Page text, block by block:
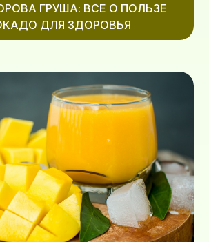
ГРУША: ВСЕ О ПОЛЬЗЕ
ДЛЯ ЗДОРОВЬЯ